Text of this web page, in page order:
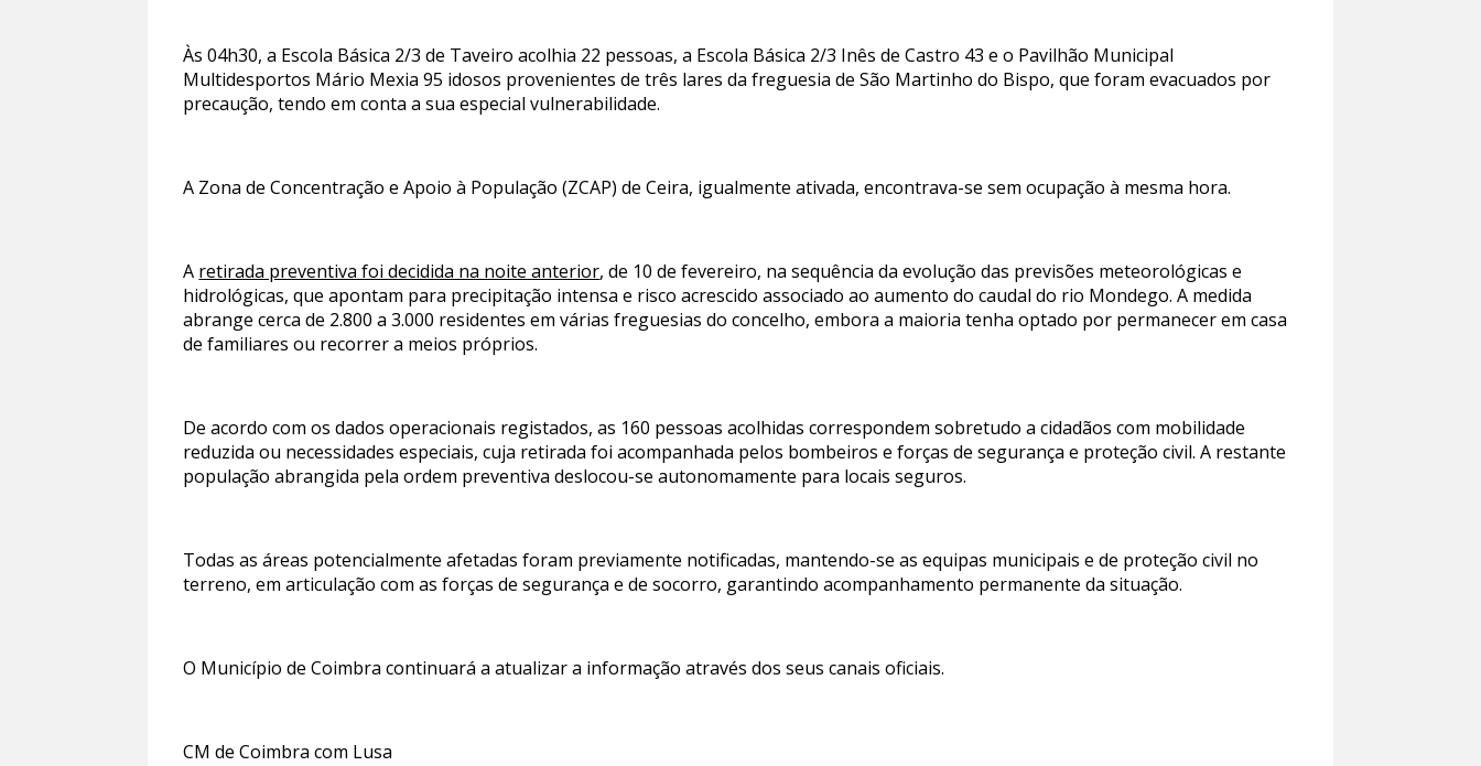
Às 04h30, a Escola Básica 2/3 de Taveiro acolhia 22 pessoas, a Escola Básica 2/3 Inês de Castro 43 e o Pavilhão Municipal
Multidesportos Mário Mexia 95 idosos provenientes de três lares da freguesia de São Martinho do Bispo, que foram evacuados por
precaução, tendo em conta a sua especial vulnerabilidade.
A Zona de Concentração e Apoio à População (ZCAP) de Ceira, igualmente ativada, encontrava-se sem ocupação à mesma hora.
A retirada preventiva foi decidida na noite anterior, de 10 de fevereiro, na sequência da evolução das previsões meteorológicas e
hidrológicas, que apontam para precipitação intensa e risco acrescido associado ao aumento do caudal do rio Mondego. A medida
abrange cerca de 2.800 a 3.000 residentes em várias freguesias do concelho, embora a maioria tenha optado por permanecer em casa
de familiares ou recorrer a meios próprios.
De acordo com os dados operacionais registados, as 160 pessoas acolhidas correspondem sobretudo a cidadãos com mobilidade
reduzida ou necessidades especiais, cuja retirada foi acompanhada pelos bombeiros e forças de segurança e proteção civil. A restante
população abrangida pela ordem preventiva deslocou-se autonomamente para locais seguros.
Todas as áreas potencialmente afetadas foram previamente notificadas, mantendo-se as equipas municipais e de proteção civil no
terreno, em articulação com as forças de segurança e de socorro, garantindo acompanhamento permanente da situação.
O Município de Coimbra continuará a atualizar a informação através dos seus canais oficiais.
CM de Coimbra com Lusa